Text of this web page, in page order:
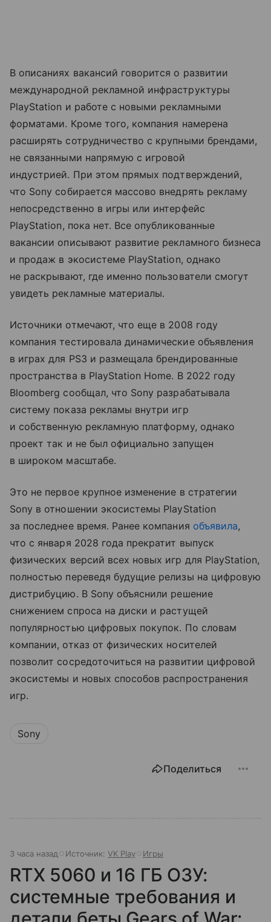
В описаниях вакансий говорится о развитии
международной рекламной инфраструктуры
PlayStation и работе с новыми рекламными
форматами. Кроме того, компания намерена
расширять сотрудничество с крупными брендами,
не связанными напрямую с игровой
индустрией. При этом прямых подтверждений,
что Sony собирается массово внедрять рекламу
непосредственно в игры или интерфейс
PlayStation, пока нет. Все опубликованные
вакансии описывают развитие рекламного бизнеса
и продаж в экосистеме PlayStation, однако
не раскрывают, где именно пользователи смогут
увидеть рекламные материалы.
Источники отмечают, что еще в 2008 году
компания тестировала динамические объявления
в играх для PS3 и размещала брендированные
пространства в PlayStation Home. В 2022 году
Bloomberg сообщал, что Sony разрабатывала
систему показа рекламы внутри игр
и собственную рекламную платформу, однако
проект так и не был официально запущен
в широком масштабе.
Это не первое крупное изменение в стратегии
Sony в отношении экосистемы PlayStation
за последнее время. Ранее компания объявила,
что с января 2028 года прекратит выпуск
физических версий всех новых игр для PlayStation,
полностью переведя будущие релизы на цифровую
дистрибуцию. В Sony объяснили решение
снижением спроса на диски и растущей
популярностью цифровых покупок. По словам
компании, отказ от физических носителей
позволит сосредоточиться на развитии цифровой
экосистемы и новых способов распространения
игр.
Sony
Поделиться
3 часа назад Источник: VK Play Игры
RTX 5060 и 16 ГБ ОЗУ:
системные требования и